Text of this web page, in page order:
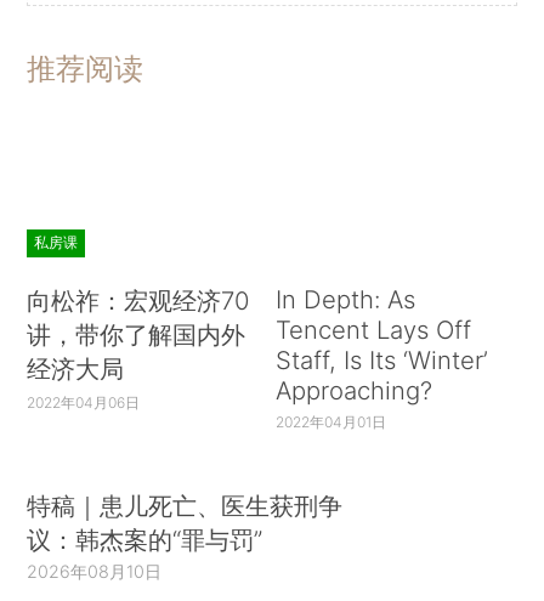
推荐阅读
私房课
向松祚：宏观经济70
讲，带你了解国内外
经济大局
2022年04月06日
In Depth: As
Tencent Lays Off
Staff, Is Its ‘Winter’
Approaching?
2022年04月01日
特稿｜患儿死亡、医生获刑争
议：韩杰案的“罪与罚”
2026年08月10日